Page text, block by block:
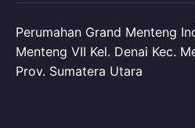
Perumahan Grand Menteng
Menteng VII Kel. Denai Kec.
Prov. Sumatera Utara